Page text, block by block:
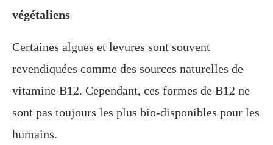
végétaliens
Certaines algues et levures sont souvent
revendiquées comme des sources naturelles de
vitamine B12. Cependant, ces formes de B12 ne
sont pas toujours les plus bio-disponibles pour les
humains.